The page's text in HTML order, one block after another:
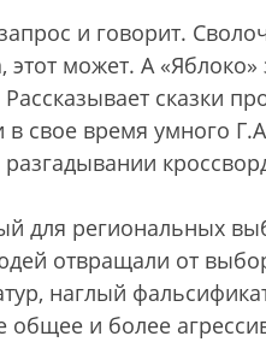
и говорит.
этот может. А
сказки
в свое время умного
для региональных
отвращали от
наглый
общее и более